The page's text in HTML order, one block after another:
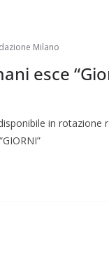
Milano
esce
in rotazione